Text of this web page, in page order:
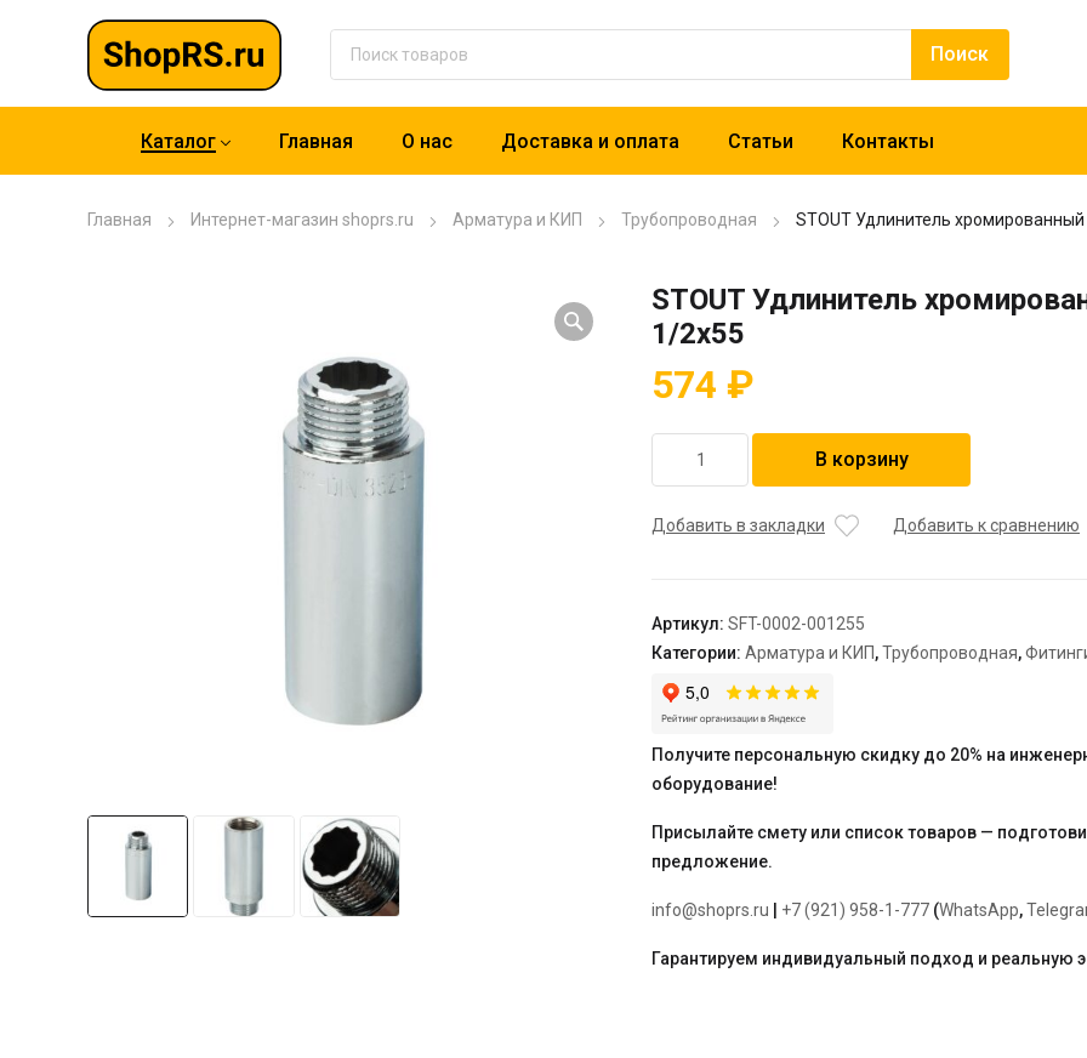
Каталог Главная О нас Доставка и оплата Статьи Контакты
Главная Интернет-магазин shoprs.ru Арматура и КИП Трубопроводная STOUT Удлинитель
STOUT Удлинитель
1/2х55
574 ₽
товара
Удлинитель
В корзину
Добавить в закладки Добавить к сравнению
Артикул: SFT-0002-001255
Категории: Арматура и КИП,Трубопроводная,
Получите персональную скидку до 20% на
оборудование!
Присылайте смету или список товаров —
предложение.
info@shoprs.ru +7 (921) 958-1-777 (WhatsApp,
Гарантируем индивидуальный подход и реальную